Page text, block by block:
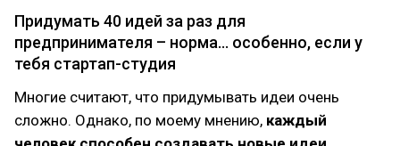
Придумать 40 идей за раз для
предпринимателя – норма... особенно, если у
тебя стартап-студия
Многие считают, что придумывать идеи очень
сложно. Однако, по моему мнению, каждый